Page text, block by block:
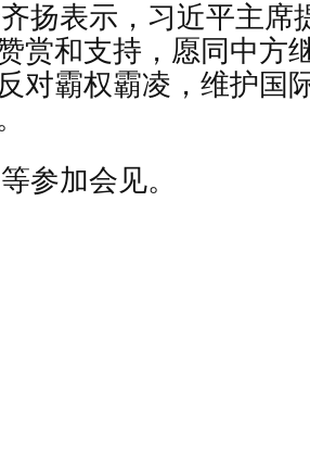
扬表示，习近平主席
赏和支持，愿同中方
对霸权霸凌，维护国
参加会见。